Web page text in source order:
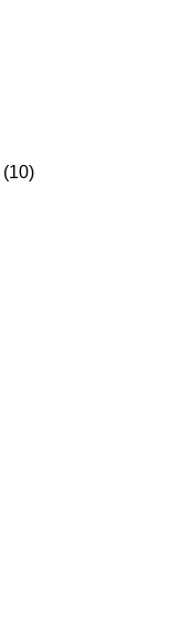
(10)